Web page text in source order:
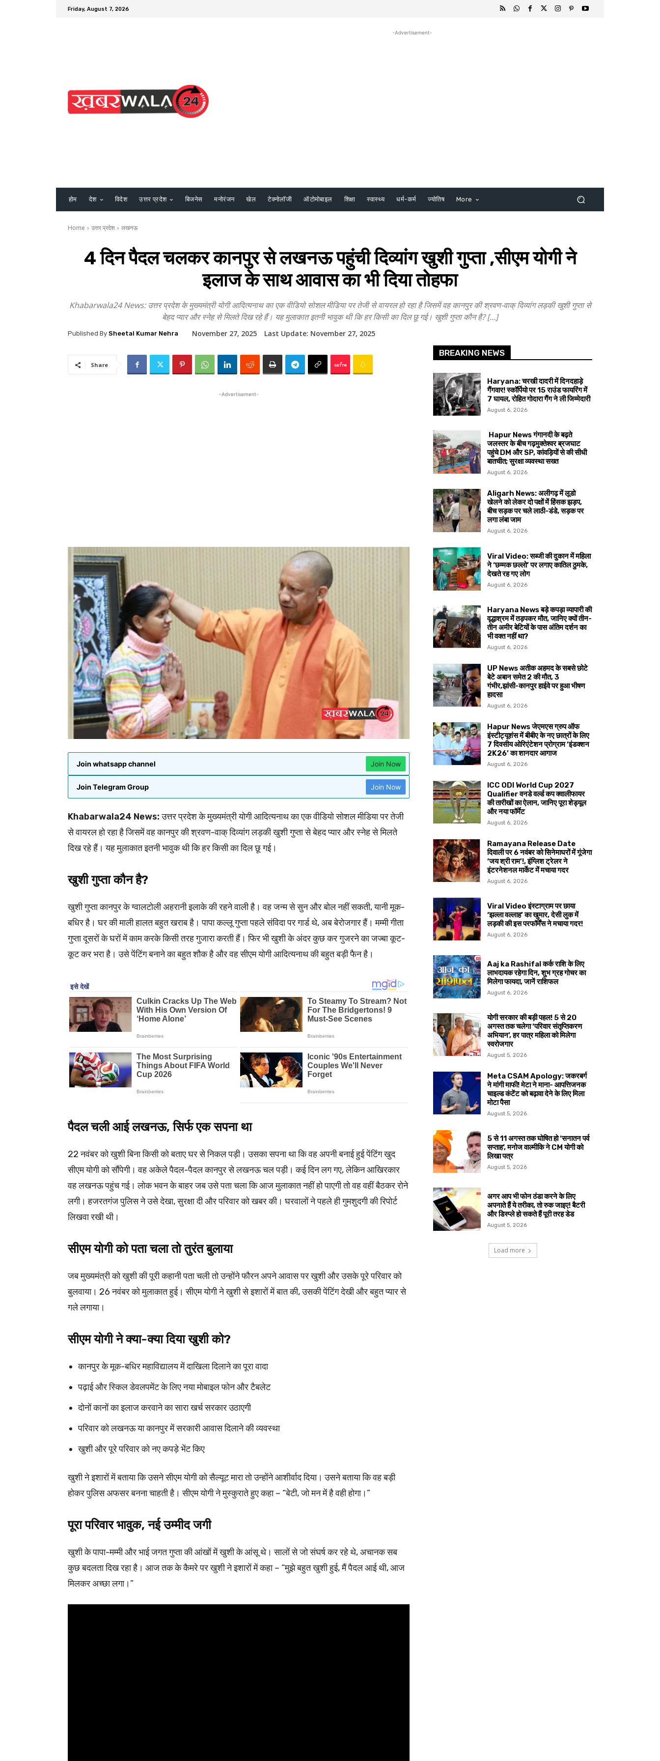
Friday, August 7, 2026
-Advertisement-
होम देश विदेश उत्तर प्रदेश बिजनेस मनोरंजन खेल टेक्नोलॉजी ऑटोमोबाइल शिक्षा स्वास्थ्य धर्म-कर्म ज्योतिष More
Home उत्तर प्रदेश लखनऊ
4 दिन पैदल चलकर कानपुर से लखनऊ पहुंची दिव्यांग खुशी गुप्ता ,सीएम योगी ने
इलाज के साथ आवास का भी दिया तोहफा
Khabarwala24 News: उत्तर प्रदेश के मुख्यमंत्री योगी आदित्यनाथ का एक वीडियो सोशल मीडिया पर तेजी से वायरल हो रहा है जिसमें वह कानपुर की श्रवण-वाक् दिव्यांग लड़की खुशी गुप्ता से
बेहद प्यार और स्नेह से मिलते दिख रहे हैं। यह मुलाकात इतनी भावुक थी कि हर किसी का दिल छू गई। खुशी गुप्ता कौन है? […]
Published By Sheetal Kumar Nehra November 27, 2025 Last Update: November 27, 2025
Share
-Advertisement-
Join whatsapp channel Join Now
Join Telegram Group Join Now
Khabarwala24 News:उत्तर प्रदेश के मुख्यमंत्री योगी आदित्यनाथ का एक वीडियो सोशल मीडिया पर तेजी
से वायरल हो रहा है जिसमें वह कानपुर की श्रवण-वाक् दिव्यांग लड़की खुशी गुप्ता से बेहद प्यार और स्नेह से मिलते
दिख रहे हैं। यह मुलाकात इतनी भावुक थी कि हर किसी का दिल छू गई।
खुशी गुप्ता कौन है?
खुशी गुप्ता कानपुर के ग्वालटोली अहरानी इलाके की रहने वाली है। वह जन्म से सुन और बोल नहीं सकती, यानी मूक-
बधिर है। घर की माली हालत बहुत खराब है। पापा कल्लू गुप्ता पहले संविदा पर गार्ड थे, अब बेरोजगार हैं। मम्मी गीता
गुप्ता दूसरों के घरों में काम करके किसी तरह गुजारा करती हैं। फिर भी खुशी के अंदर कुछ कर गुजरने का जज्बा कूट-
कूट कर भरा है। उसे पेंटिंग बनाने का बहुत शौक है और वह सीएम योगी आदित्यनाथ की बहुत बड़ी फैन है।
पैदल चली आई लखनऊ, सिर्फ एक सपना था
22 नवंबर को खुशी बिना किसी को बताए घर से निकल पड़ी। उसका सपना था कि वह अपनी बनाई हुई पेंटिंग खुद
सीएम योगी को सौंपेगी। वह अकेले पैदल-पैदल कानपुर से लखनऊ चल पड़ी। कई दिन लग गए, लेकिन आखिरकार
वह लखनऊ पहुंच गई। लोक भवन के बाहर जब उसे पता चला कि आज मुलाकात नहीं हो पाएगी तो वह वहीं बैठकर रोने
लगी। हजरतगंज पुलिस ने उसे देखा, सुरक्षा दी और परिवार को खबर की। घरवालों ने पहले ही गुमशुदगी की रिपोर्ट
लिखवा रखी थी।
सीएम योगी को पता चला तो तुरंत बुलाया
जब मुख्यमंत्री को खुशी की पूरी कहानी पता चली तो उन्होंने फौरन अपने आवास पर खुशी और उसके पूरे परिवार को
बुलवाया। 26 नवंबर को मुलाकात हुई। सीएम योगी ने खुशी से इशारों में बात की, उसकी पेंटिंग देखी और बहुत प्यार से
गले लगाया।
सीएम योगी ने क्या-क्या दिया खुशी को?
कानपुर के मूक-बधिर महाविद्यालय में दाखिला दिलाने का पूरा वादा
पढ़ाई और स्किल डेवलपमेंट के लिए नया मोबाइल फोन और टैबलेट
दोनों कानों का इलाज करवाने का सारा खर्च सरकार उठाएगी
परिवार को लखनऊ या कानपुर में सरकारी आवास दिलाने की व्यवस्था
खुशी और पूरे परिवार को नए कपड़े भेंट किए
खुशी ने इशारों में बताया कि उसने सीएम योगी को सैल्यूट मारा तो उन्होंने आशीर्वाद दिया। उसने बताया कि वह बड़ी
होकर पुलिस अफसर बनना चाहती है। सीएम योगी ने मुस्कुराते हुए कहा – “बेटी, जो मन में है वही होगा।”
पूरा परिवार भावुक, नई उम्मीद जगी
खुशी के पापा-मम्मी और भाई जगत गुप्ता की आंखों में खुशी के आंसू थे। सालों से जो संघर्ष कर रहे थे, अचानक सब
कुछ बदलता दिख रहा है। आज तक के कैमरे पर खुशी ने इशारों में कहा – “मुझे बहुत खुशी हुई, मैं पैदल आई थी, आज
मिलकर अच्छा लगा।”
BREAKING NEWS
Haryana: चरखी दादरी में दिनदहाड़े
गैंगवार! स्कॉर्पियो पर 15 राउंड फायरिंग में
7 घायल, रोहित गोदारा गैंग ने ली जिम्मेदारी
August 6, 2026
Hapur News गंगानदी के बढ़ते
जलस्तर के बीच गढ़मुक्तेश्वर ब्रजघाट
पहुंचे DM और SP, कांवड़ियों से की सीधी
बातचीत; सुरक्षा व्यवस्था सख्त
August 6, 2026
Aligarh News: अलीगढ़ में लूडो
खेलने को लेकर दो पक्षों में हिंसक झड़प,
बीच सड़क पर चले लाठी-डंडे, सड़क पर
लगा लंबा जाम
August 6, 2026
Viral Video: सब्जी की दुकान में महिला
ने ‘छम्मक छल्लो’ पर लगाए कातिल ठुमके,
देखते रह गए लोग
August 6, 2026
Haryana News बड़े कपड़ा व्यापारी की
वृद्धाश्रम में तड़पकर मौत, जानिए क्यों तीन-
तीन अमीर बेटियों के पास अंतिम दर्शन का
भी वक्त नहीं था?
August 6, 2026
UP News अतीक अहमद के सबसे छोटे
बेटे अबान समेत 2 की मौत, 3
गंभीर,झांसी-कानपुर हाईवे पर हुआ भीषण
हादसा
August 6, 2026
Hapur News जेएमएस ग्रुप ऑफ
इंस्टीट्यूशंस में बीबीए के नए छात्रों के लिए
7 दिवसीय ओरिएंटेशन प्रोग्राम ‘इंडक्शन
2K26’ का शानदार आगाज
August 6, 2026
ICC ODI World Cup 2027
Qualifier वनडे वर्ल्ड कप क्वालीफायर
की तारीखों का ऐलान, जानिए पूरा शेड्यूल
और नया फॉर्मेट
August 6, 2026
Ramayana Release Date
दिवाली पर 6 नवंबर को सिनेमाघरों में गूंजेगा
‘जय श्री राम’!, इंग्लिश ट्रेलर ने
इंटरनेशनल मार्केट में मचाया गदर
August 6, 2026
Viral Video इंस्टाग्राम पर छाया
‘झल्ला वल्लाह’ का खुमार, देसी लुक में
लड़की की इस परफॉर्मेंस ने मचाया गदर!
August 6, 2026
Aaj ka Rashifal कर्क राशि के लिए
लाभदायक रहेगा दिन, शुभ ग्रह गोचर का
मिलेगा फायदा, जानें राशिफल
August 6, 2026
योगी सरकार की बड़ी पहल! 5 से 20
अगस्त तक चलेगा ‘परिवार संतृप्तिकरण
अभियान’, हर पात्र महिला को मिलेगा
स्वरोजगार
August 5, 2026
Meta CSAM Apology: जकरबर्ग
ने मांगी माफी! मेटा ने माना- आपत्तिजनक
चाइल्ड कंटेंट को बढ़ावा देने के लिए मिला
मोटा पैसा
August 5, 2026
5 से 11 अगस्त तक घोषित हो ‘सनातन पर्व
सप्ताह’, मनोज वाल्मीकि ने CM योगी को
लिखा पत्र
August 5, 2026
अगर आप भी फोन ठंडा करने के लिए
अपनाते हैं ये तरीका, तो रुक जाइए! बैटरी
और डिस्प्ले हो सकते हैं पूरी तरह डेड
August 5, 2026
Load more